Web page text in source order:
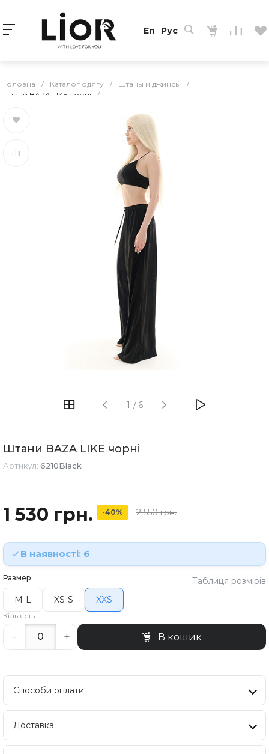
En Рус
Головна / Каталог одягу / Штаны и джинсы
/
Штани BAZA LIKE чорні
/
1 / 6
Штани BAZA LIKE чорні
Артикул: 6210Black
1 530 грн. -40% 2 550 грн.
В наявності: 6
Размер
M-L XS-S XXS
Таблиця розмірів
Кількість
- + В кошик
Способи оплати
Доставка